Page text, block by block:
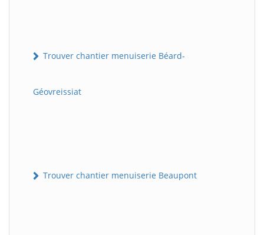
Trouver chantier menuiserie Béard-
Géovreissiat
Trouver chantier menuiserie Beaupont